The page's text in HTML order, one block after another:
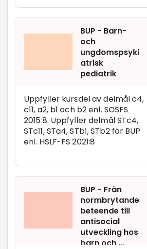
BUP - Barn-
och
ungdomspsyki
atrisk
pediatrik
Uppfyller kursdel av delmål c4,
c11, a2, b1 och b2 enl. SOSFS
2015:8. Uppfyller delmål STc4,
STc11, STa4, STb1, STb2 för BUP
enl. HSLF-FS 2021:8
BUP - Från
normbrytande
beteende till
antisocial
utveckling hos
barn och ...